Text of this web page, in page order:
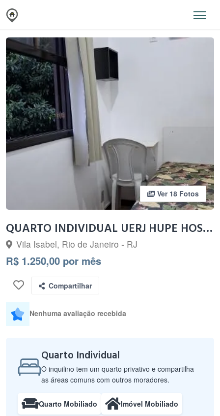
Ver 18 Fotos
QUARTO INDIVIDUAL UERJ HUPE HOSPITAL MENINO JESUS
Vila Isabel, Rio de Janeiro - RJ
R$ 1.250,00 por mês
Compartilhar
Nenhuma avaliação recebida
Quarto Individual
O inquilino tem um quarto privativo e compartilha
as áreas comuns com outros moradores.
Quarto Mobiliado Imóvel Mobiliado